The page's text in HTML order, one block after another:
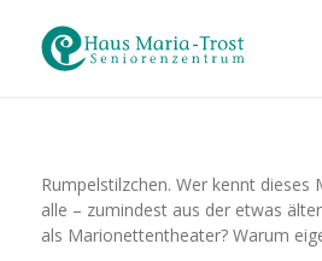
Rumpelstilzchen. Wer kennt dieses
alle – zumindest aus der etwas
als Marionettentheater? Warum